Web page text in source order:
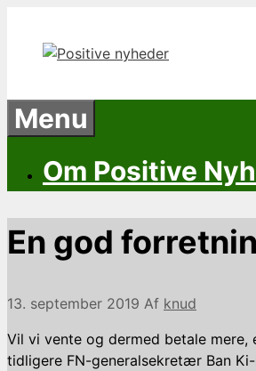
indhold
Menu
Om Positive
En god
13. september 2019 Af knud
Vil vi vente og dermed betale
tidligere FN-generalsekretær Ban